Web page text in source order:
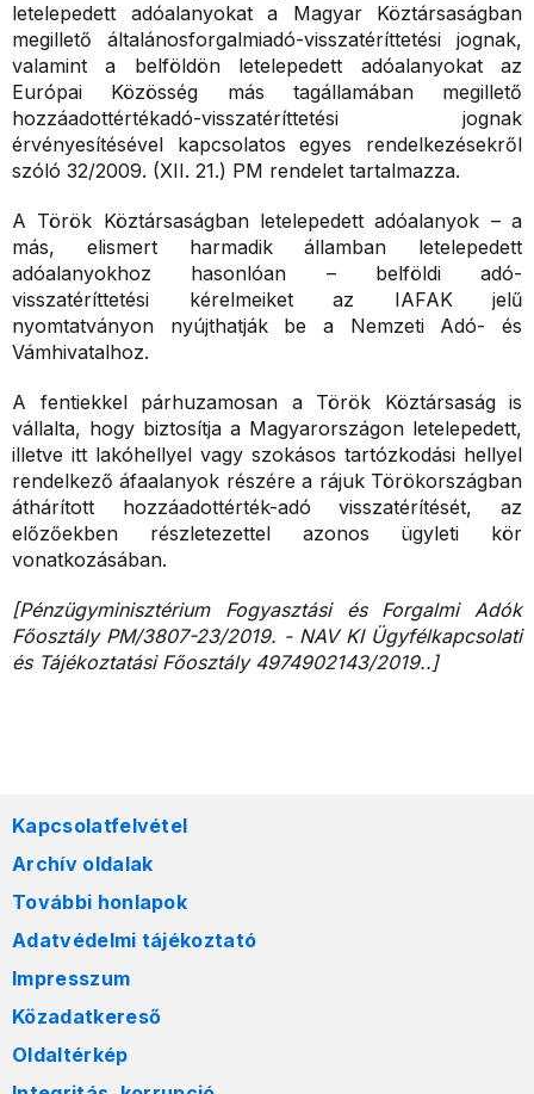
letelepedett adóalanyokat a Magyar Köztársaságban
megillető általánosforgalmiadó-visszatéríttetési jognak,
valamint a belföldön letelepedett adóalanyokat az
Európai Közösség más tagállamában megillető
hozzáadottértékadó-visszatéríttetési jognak
érvényesítésével kapcsolatos egyes rendelkezésekről
szóló 32/2009. (XII. 21.) PM rendelet tartalmazza.
A Török Köztársaságban letelepedett adóalanyok – a
más, elismert harmadik államban letelepedett
adóalanyokhoz hasonlóan – belföldi adó-
visszatéríttetési kérelmeiket az IAFAK jelű
nyomtatványon nyújthatják be a Nemzeti Adó- és
Vámhivatalhoz.
A fentiekkel párhuzamosan a Török Köztársaság is
vállalta, hogy biztosítja a Magyarországon letelepedett,
illetve itt lakóhellyel vagy szokásos tartózkodási hellyel
rendelkező áfaalanyok részére a rájuk Törökországban
áthárított hozzáadottérték-adó visszatérítését, az
előzőekben részletezettel azonos ügyleti kör
vonatkozásában.
[Pénzügyminisztérium Fogyasztási és Forgalmi Adók
Főosztály PM/3807-23/2019. - NAV KI Ügyfélkapcsolati
és Tájékoztatási Főosztály 4974902143/2019..]
Kapcsolatfelvétel
Archív oldalak
További honlapok
Adatvédelmi tájékoztató
Impresszum
Közadatkereső
Oldaltérkép